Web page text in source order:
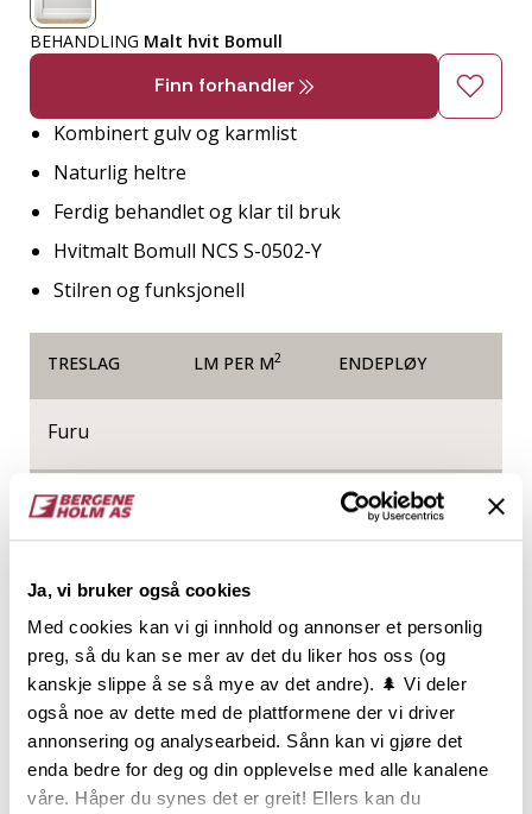
Ja, vi bruker også cookies
Med cookies kan vi gi innhold og annonser et personlig
preg, så du kan se mer av det du liker hos oss (og
kanskje slippe å se så mye av det andre). 🌲 Vi deler
også noe av dette med de plattformene der vi driver
annonsering og analysearbeid. Sånn kan vi gjøre det
enda bedre for deg og din opplevelse med alle kanalene
våre. Håper du synes det er greit! Ellers kan du
BEHANDLING Malt hvit Bomull
Finn forhandler
Kombinert gulv og karmlist
Naturlig heltre
Ferdig behandlet og klar til bruk
Hvitmalt Bomull NCS S-0502-Y
Stilren og funksjonell
TRESLAG LM PER M2 ENDEPLØY
Furu
NOBB
Produktinformasjon
Profilert er en kombinert fot og karmlist med en
tilhørende taklist. En pent profilert serie som
tilpasser seg fint både tapetserte og panelte vegger.
Listen ligner på sin populære halvbror, Antikk, men